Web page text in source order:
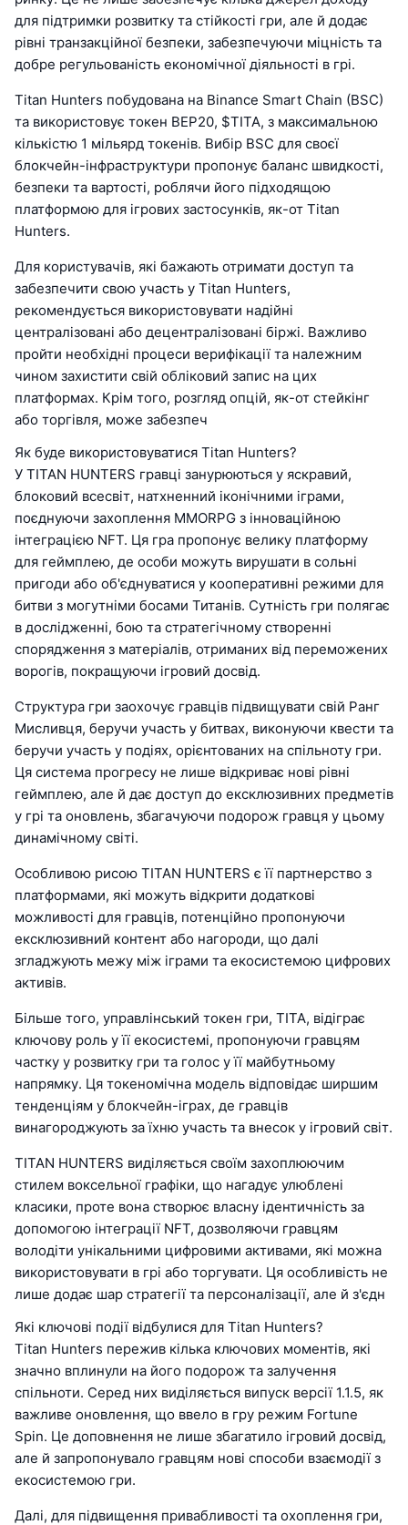
для підтримки розвитку та стійкості гри, але й додає
рівні транзакційної безпеки, забезпечуючи міцність та
добре регульованість економічної діяльності в грі.
Titan Hunters побудована на Binance Smart Chain (BSC)
та використовує токен BEP20, $TITA, з максимальною
кількістю 1 мільярд токенів. Вибір BSC для своєї
блокчейн-інфраструктури пропонує баланс швидкості,
безпеки та вартості, роблячи його підходящою
платформою для ігрових застосунків, як-от Titan
Hunters.
Для користувачів, які бажають отримати доступ та
забезпечити свою участь у Titan Hunters,
рекомендується використовувати надійні
централізовані або децентралізовані біржі. Важливо
пройти необхідні процеси верифікації та належним
чином захистити свій обліковий запис на цих
платформах. Крім того, розгляд опцій, як-от стейкінг
або торгівля, може забезпеч
Як буде використовуватися Titan Hunters?
У TITAN HUNTERS гравці занурюються у яскравий,
блоковий всесвіт, натхненний іконічними іграми,
поєднуючи захоплення MMORPG з інноваційною
інтеграцією NFT. Ця гра пропонує велику платформу
для геймплею, де особи можуть вирушати в сольні
пригоди або об'єднуватися у кооперативні режими для
битви з могутніми босами Титанів. Сутність гри полягає
в дослідженні, бою та стратегічному створенні
спорядження з матеріалів, отриманих від переможених
ворогів, покращуючи ігровий досвід.
Структура гри заохочує гравців підвищувати свій Ранг
Мисливця, беручи участь у битвах, виконуючи квести та
беручи участь у подіях, орієнтованих на спільноту гри.
Ця система прогресу не лише відкриває нові рівні
геймплею, але й дає доступ до ексклюзивних предметів
у грі та оновлень, збагачуючи подорож гравця у цьому
динамічному світі.
Особливою рисою TITAN HUNTERS є її партнерство з
платформами, які можуть відкрити додаткові
можливості для гравців, потенційно пропонуючи
ексклюзивний контент або нагороди, що далі
згладжують межу між іграми та екосистемою цифрових
активів.
Більше того, управлінський токен гри, TITA, відіграє
ключову роль у її екосистемі, пропонуючи гравцям
частку у розвитку гри та голос у її майбутньому
напрямку. Ця токеномічна модель відповідає ширшим
тенденціям у блокчейн-іграх, де гравців
винагороджують за їхню участь та внесок у ігровий світ.
TITAN HUNTERS виділяється своїм захоплюючим
стилем воксельної графіки, що нагадує улюблені
класики, проте вона створює власну ідентичність за
допомогою інтеграції NFT, дозволяючи гравцям
володіти унікальними цифровими активами, які можна
використовувати в грі або торгувати. Ця особливість не
лише додає шар стратегії та персоналізації, але й з'єдн
Які ключові події відбулися для Titan Hunters?
Titan Hunters пережив кілька ключових моментів, які
значно вплинули на його подорож та залучення
спільноти. Серед них виділяється випуск версії 1.1.5, як
важливе оновлення, що ввело в гру режим Fortune
Spin. Це доповнення не лише збагатило ігровий досвід,
але й запропонувало гравцям нові способи взаємодії з
екосистемою гри.
Далі, для підвищення привабливості та охоплення гри,